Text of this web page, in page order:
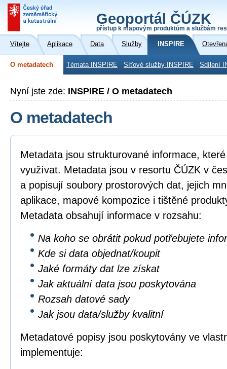
Geoportál ČÚZK
přístup k mapovým produktům a službám
Vítejte Aplikace Data Služby INSPIRE
O metadatech Témata INSPIRE Síťové služby INSPIRE Sdílení
Nyní jste zde: INSPIRE / O metadatech
O metadatech
Metadata jsou strukturované informace,
využívat. Metadata jsou v resortu ČÚZK v
a popisují soubory prostorových dat, jejich
aplikace, mapové kompozice i tištěné
Metadata obsahují informace v rozsahu:
Na koho se obrátit pokud potřebujete
Kde si data objednat/koupit
Jaké formáty dat lze získat
Jak aktuální data jsou poskytována
Rozsah datové sady
Jak jsou data/služby kvalitní
Metadatové popisy jsou poskytovány ve
implementuje: